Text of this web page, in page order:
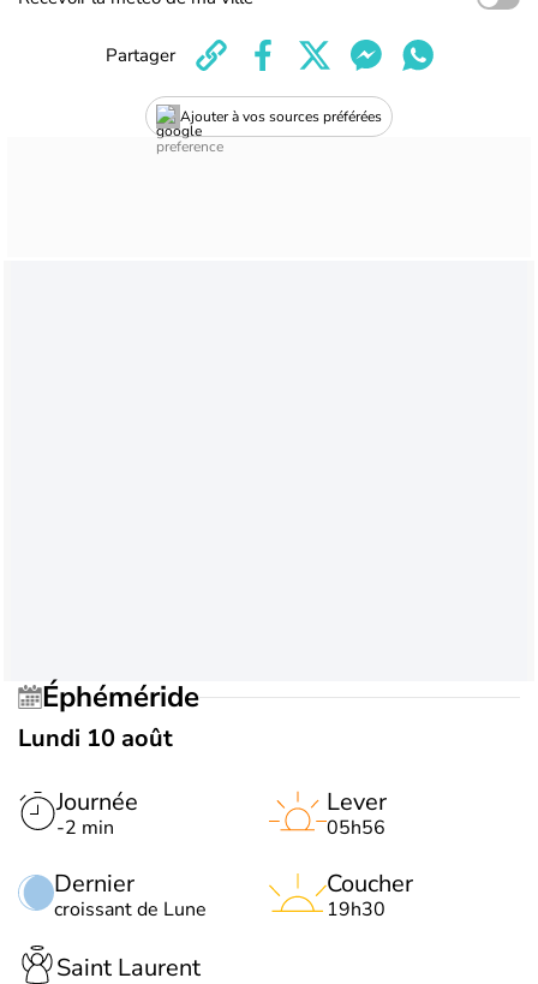
Ajouter à vos sources préférées
Partager
Éphéméride
Lundi 10 août
Journée
-2 min
Dernier
croissant de Lune
Lever
05h56
Coucher
19h30
Saint Laurent